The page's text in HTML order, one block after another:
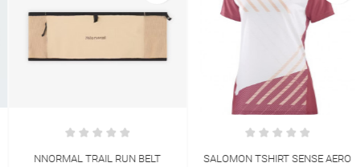
NNORMAL TRAIL RUN BELT
SALOMON TSHIRT SENSE AERO